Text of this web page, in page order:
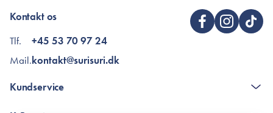
Kontakt os
Tlf.
Mail.
+45 53 70 97 24
kontakt@surisuri.dk
Kundservice